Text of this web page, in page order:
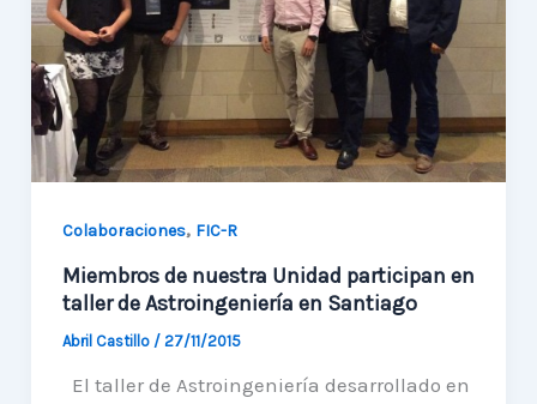
Colaboraciones, FIC-R
Miembros de nuestra Unidad participan en
taller de Astroingeniería en Santiago
Abril Castillo / 27/11/2015
El taller de Astroingeniería desarrollado en